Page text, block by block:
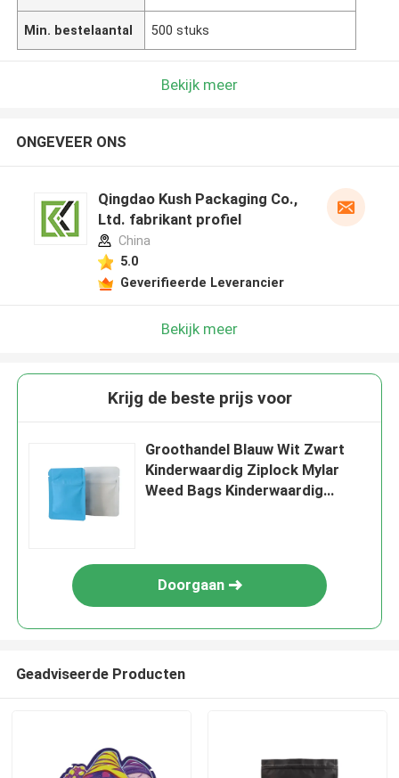
Min. bestelaantal 500 stuks
Bekijk meer
ONGEVEER ONS
Qingdao Kush Packaging Co.,
Ltd. fabrikant profiel
China
5.0
Geverifieerde Leverancier
Bekijk meer
Krijg de beste prijs voor
Groothandel Blauw Wit Zwart
Kinderwaardig Ziplock Mylar
Weed Bags Kinderwaardig
Doorgaan
Geadviseerde Producten